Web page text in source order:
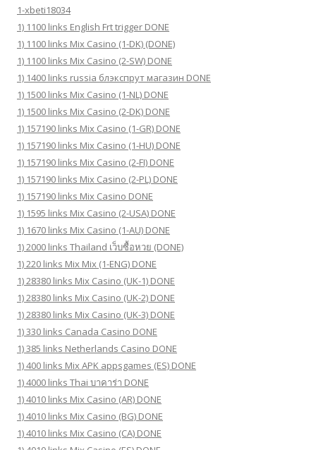
1-xbeti18034
1) 1100 links English Frt trigger DONE
1) 1100 links Mix Casino (1-DK) (DONE)
1) 1100 links Mix Casino (2-SW) DONE
1) 1400 links russia блэкспрут магазин DONE
1) 1500 links Mix Casino (1-NL) DONE
1) 1500 links Mix Casino (2-DK) DONE
1) 157190 links Mix Casino (1-GR) DONE
1) 157190 links Mix Casino (1-HU) DONE
1) 157190 links Mix Casino (2-FI) DONE
1) 157190 links Mix Casino (2-PL) DONE
1) 157190 links Mix Casino DONE
1) 1595 links Mix Casino (2-USA) DONE
1) 1670 links Mix Casino (1-AU) DONE
1) 2000 links Thailand เว็บซื้อหวย (DONE)
1) 220 links Mix Mix (1-ENG) DONE
1) 28380 links Mix Casino (UK-1) DONE
1) 28380 links Mix Casino (UK-2) DONE
1) 28380 links Mix Casino (UK-3) DONE
1) 330 links Canada Casino DONE
1) 385 links Netherlands Casino DONE
1) 400 links Mix APK appsgames (ES) DONE
1) 4000 links Thai บาคาร่า DONE
1) 4010 links Mix Casino (AR) DONE
1) 4010 links Mix Casino (BG) DONE
1) 4010 links Mix Casino (CA) DONE